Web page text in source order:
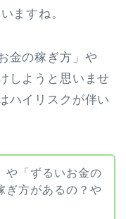
ますね。
金の稼ぎ方」や
しようと思いませ
ハイリスクが伴い
や「ずるいお金の
ぎ方があるの？や